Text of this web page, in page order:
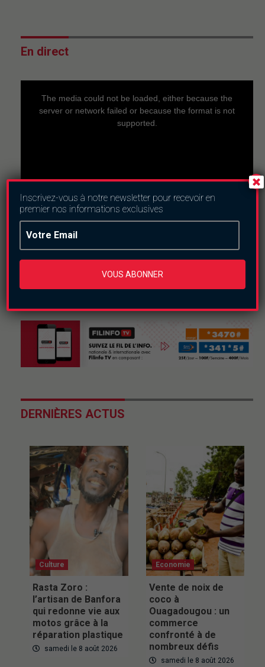
En direct
The media could not be loaded, either because the
server or network failed or because the format is not
supported.
Nous suivre
DERNIÈRES ACTUS
Culture
Rasta Zoro :
l’artisan de Banfora
qui redonne vie aux
motos grâce à la
réparation plastique
samedi le 8 août 2026
Economie
Vente de noix de
coco à
Ouagadougou : un
commerce
confronté à de
nombreux défis
samedi le 8 août 2026
Inscrivez-vous à notre newsletter pour recevoir en
premier nos informations exclusives
VOUS ABONNER